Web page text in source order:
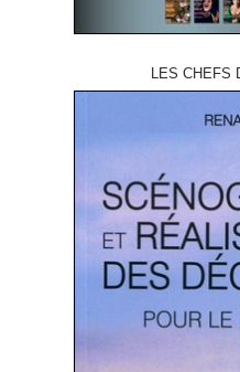
LES CHEFS